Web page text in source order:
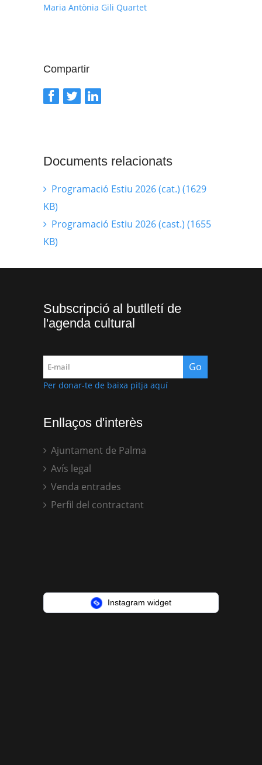
Maria Antònia Gili Quartet
Compartir
Documents relacionats
Programació Estiu 2026 (cat.) (1629
KB)
Programació Estiu 2026 (cast.) (1655
KB)
Subscripció al butlletí de
l'agenda cultural
Per donar-te de baixa pitja aquí
Enllaços d'interès
Ajuntament de Palma
Avís legal
Venda entrades
Perfil del contractant
Instagram widget